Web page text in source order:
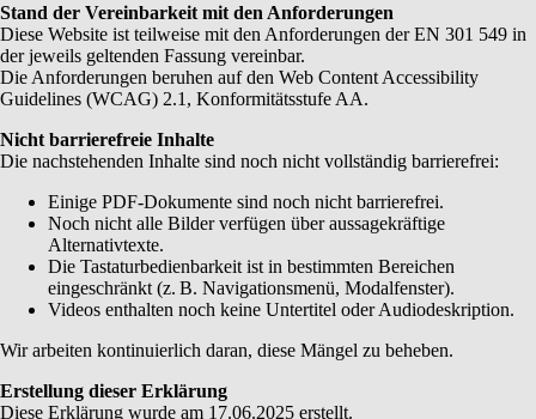
Stand der Vereinbarkeit mit den Anforderungen
Diese Website ist teilweise mit den Anforderungen der EN 301 549 in
der jeweils geltenden Fassung vereinbar.
Die Anforderungen beruhen auf den Web Content Accessibility
Guidelines (WCAG) 2.1, Konformitätsstufe AA.
Nicht barrierefreie Inhalte
Die nachstehenden Inhalte sind noch nicht vollständig barrierefrei:
Einige PDF-Dokumente sind noch nicht barrierefrei.
Noch nicht alle Bilder verfügen über aussagekräftige
Alternativtexte.
Die Tastaturbedienbarkeit ist in bestimmten Bereichen
eingeschränkt (z. B. Navigationsmenü, Modalfenster).
Videos enthalten noch keine Untertitel oder Audiodeskription.
Wir arbeiten kontinuierlich daran, diese Mängel zu beheben.
Erstellung dieser Erklärung
Diese Erklärung wurde am 17.06.2025 erstellt.